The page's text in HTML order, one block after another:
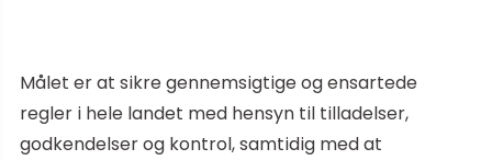
Målet er at sikre gennemsigtige og ensartede
regler i hele landet med hensyn til tilladelser,
godkendelser og kontrol, samtidig med at